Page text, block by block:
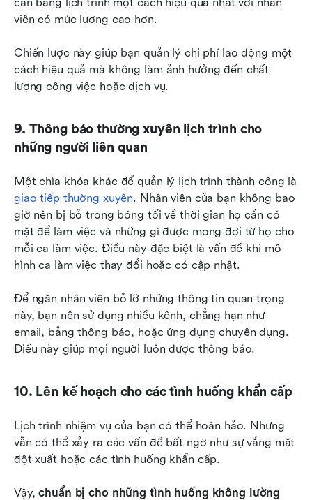
viên có mức lương cao hơn.
Chiến lược này giúp bạn quản lý chi phí lao động một
cách hiệu quả mà không làm ảnh hưởng đến chất
lượng công việc hoặc dịch vụ.
9. Thông báo thường xuyên lịch trình cho
những người liên quan
giao tiếp thường xuyên. Nhân viên của bạn không bao
giờ nên bị bỏ trong bóng tối về thời gian họ cần có
mặt để làm việc và những gì được mong đợi từ họ cho
mỗi ca làm việc. Điều này đặc biệt là vấn đề khi mô
hình ca làm việc thay đổi hoặc có cập nhật.
Để ngăn nhân viên bỏ lỡ những thông tin quan trọng
này, bạn nên sử dụng nhiều kênh, chẳng hạn như
email, bảng thông báo, hoặc ứng dụng chuyên dụng.
Điều này giúp mọi người luôn được thông báo.
10. Lên kế hoạch cho các tình huống khẩn cấp
Lịch trình nhiệm vụ của bạn có thể hoàn hảo. Nhưng
vẫn có thể xảy ra các vấn đề bất ngờ như sự vắng mặt
đột xuất hoặc các tình huống khẩn cấp.
Vậy, chuẩn bị cho những tình huống không lường